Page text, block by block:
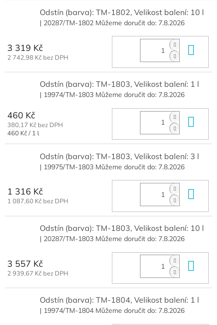
Odstín (barva): TM-1802, Velikost balení: 10 l
| 20287/TM-1802 Můžeme doručit do: 7.8.2026
3 319 Kč
2 742,98 Kč bez DPH
Odstín (barva): TM-1803, Velikost balení: 1 l
| 19974/TM-1803 Můžeme doručit do: 7.8.2026
460 Kč
380,17 Kč bez DPH
Měrná
460 Kč / 1 l
Odstín (barva): TM-1803, Velikost balení: 3 l
| 19975/TM-1803 Můžeme doručit do: 7.8.2026
1 316 Kč
1 087,60 Kč bez DPH
Odstín (barva): TM-1803, Velikost balení: 10 l
| 20287/TM-1803 Můžeme doručit do: 7.8.2026
3 557 Kč
2 939,67 Kč bez DPH
Odstín (barva): TM-1804, Velikost balení: 1 l
| 19974/TM-1804 Můžeme doručit do: 7.8.2026